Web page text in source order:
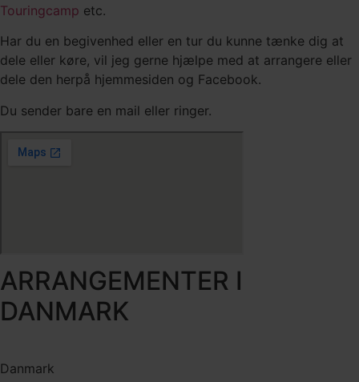
Touringcamp etc.
Har du en begivenhed eller en tur du kunne tænke dig at
dele eller køre, vil jeg gerne hjælpe med at arrangere eller
dele den herpå hjemmesiden og Facebook.
Du sender bare en mail eller ringer.
ARRANGEMENTER I
DANMARK
Danmark